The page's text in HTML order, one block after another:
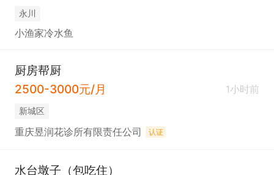
永川
小渔家冷水鱼
厨房帮厨
2500-3000元/月
1小时前
新城区
重庆昱润花诊所有限责任公司 认证
水台墩子（包吃住）